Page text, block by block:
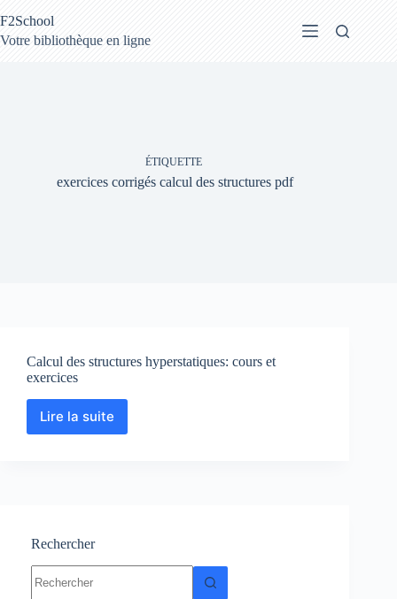
au
contenu
F2School
Votre bibliothèque en ligne
ÉTIQUETTE
exercices corrigés calcul des structures pdf
Calcul des structures hyperstatiques: cours et
exercices
Lire la suite
Calcul
Rechercher
résultat